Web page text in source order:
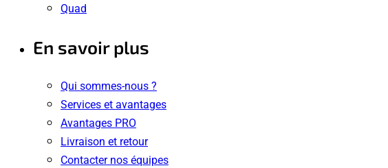
Quad
En savoir plus
Qui sommes-nous ?
Services et avantages
Avantages PRO
Livraison et retour
Contacter nos équipes